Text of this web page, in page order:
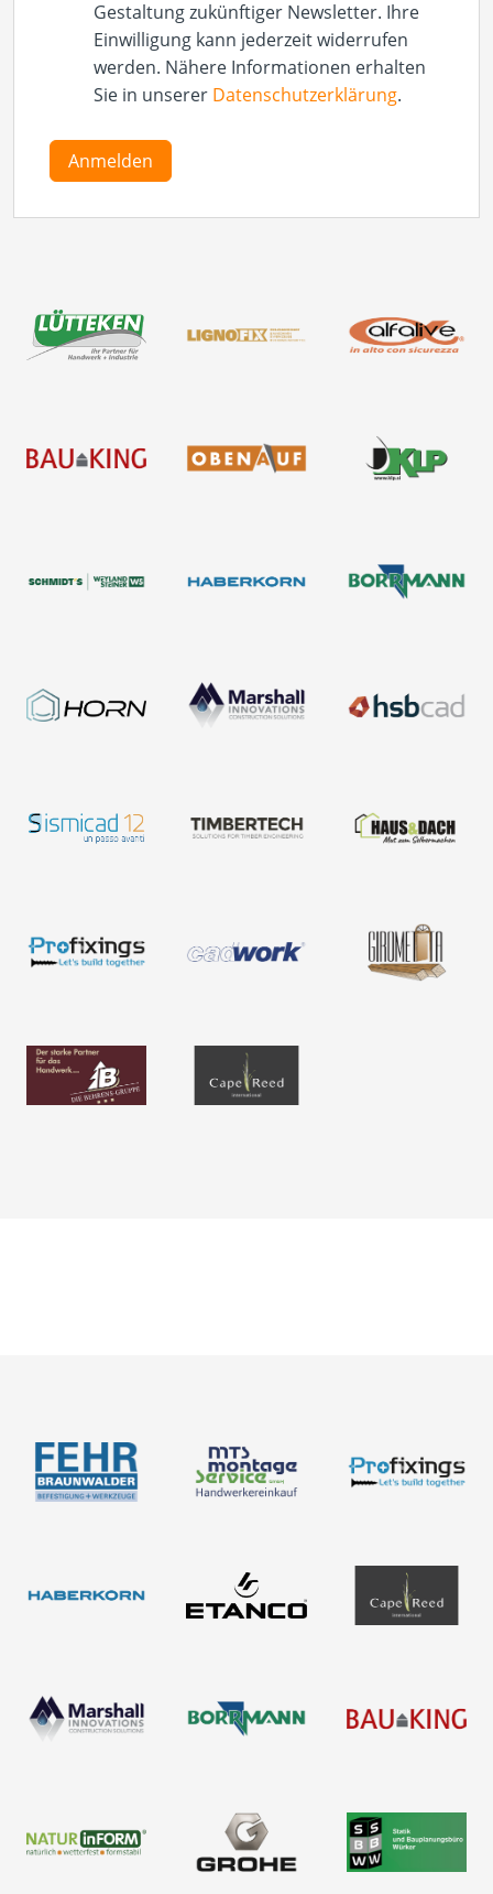
Gestaltung zukünftiger Newsletter. Ihre
Einwilligung kann jederzeit widerrufen
werden. Nähere Informationen erhalten
Sie in unserer Datenschutzerklärung.